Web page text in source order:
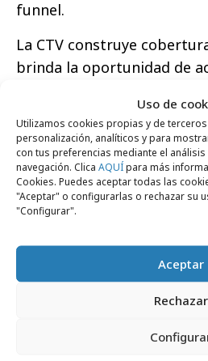
Uso de
Utilizamos cookies propias y de
personalización, analíticos y para
con tus preferencias mediante el
navegación. Clica AQUÍpara más
Cookies. Puedes aceptar todas las
"Aceptar" o configurarlas o rechazar su
"Configurar".
Aceptar
Rechazar
funnel.
La CTV construye
brinda la oportunidad de
objetivo complementario
ese es un reto ambicioso,
real gracias a la tecnología.
Estamos articulando capas
vez más avanzadas: no solo
también píxel para
omnicanal y, en los
grafos de identidad
actividad digital entre los